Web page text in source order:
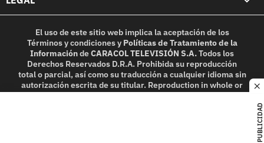
PUBLICIDAD
El uso de este sitio web implica la aceptación de los
Términos y condicionesy Políticas de Tratamiento de la
InformacióndeCARACOL TELEVISIÓN S.A.Todos los
Derechos Reservados D.R.A. Prohibida su reproducción
total o parcial, así como su traducción a cualquier idioma sin
autorización escrita de su titular. Reproduction in whole or